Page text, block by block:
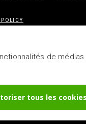
de médias
tous les cookies